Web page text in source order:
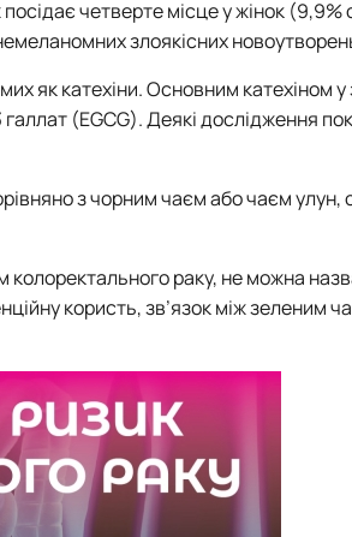
четверте місце у жінок
злоякісних
як катехіни. Основним катехіном
(EGCG). Деякі дослідження
з чорним чаєм або чаєм
колоректального раку, не можна
користь, зв’язок між зеленим